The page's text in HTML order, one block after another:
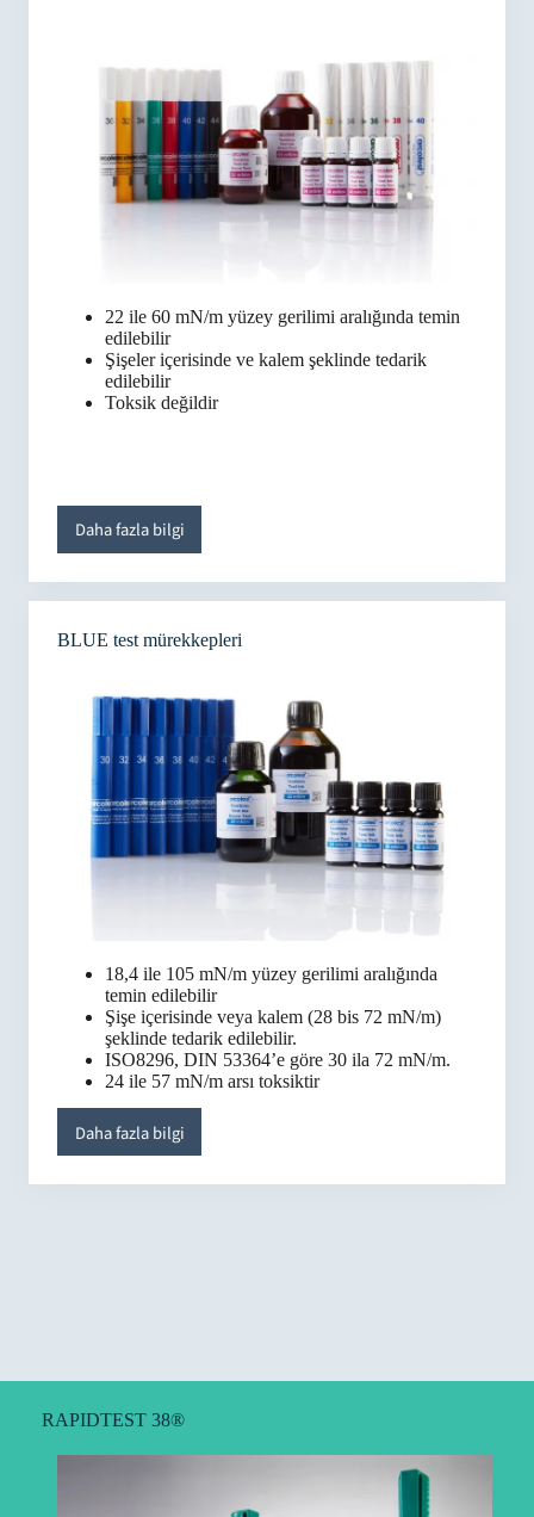
22 ile 60 mN/m yüzey gerilimi aralığında temin
edilebilir
Şişeler içerisinde ve kalem şeklinde tedarik
edilebilir
Toksik değildir
Daha fazla bilgi
BLUE test mürekkepleri
18,4 ile 105 mN/m yüzey gerilimi aralığında
temin edilebilir
Şişe içerisinde veya kalem (28 bis 72 mN/m)
şeklinde tedarik edilebilir.
ISO8296, DIN 53364’e göre 30 ila 72 mN/m.
24 ile 57 mN/m arsı toksiktir
Daha fazla bilgi
RAPIDTEST 38®